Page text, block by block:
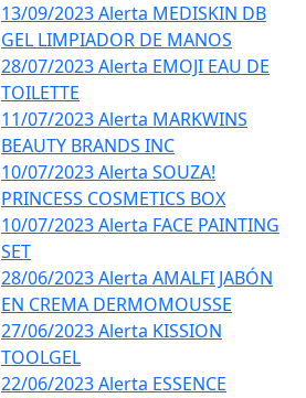
13/09/2023 Alerta MEDISKIN DB
GEL LIMPIADOR DE MANOS
28/07/2023 Alerta EMOJI EAU DE
TOILETTE
11/07/2023 Alerta MARKWINS
BEAUTY BRANDS INC
10/07/2023 Alerta SOUZA!
PRINCESS COSMETICS BOX
10/07/2023 Alerta FACE PAINTING
SET
28/06/2023 Alerta AMALFI JABÓN
EN CREMA DERMOMOUSSE
27/06/2023 Alerta KISSION
TOOLGEL
22/06/2023 Alerta ESSENCE